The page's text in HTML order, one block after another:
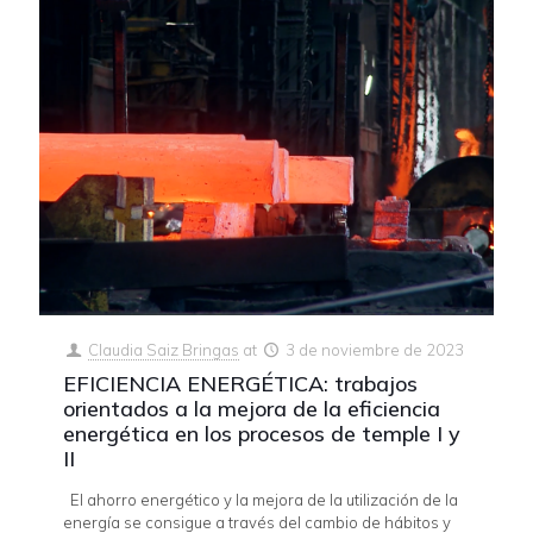
Claudia Saiz Bringas at 3 de noviembre de 2023
EFICIENCIA ENERGÉTICA: trabajos
orientados a la mejora de la eficiencia
energética en los procesos de temple I y
II
El ahorro energético y la mejora de la utilización de la
energía se consigue a través del cambio de hábitos y